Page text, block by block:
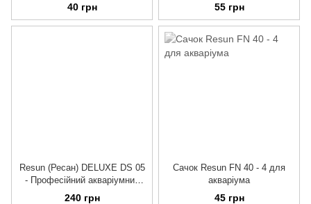
40 грн 55 грн
Resun (Ресан) DELUXE DS 05
- Професійний акваріумний
скребок, 12,5 см
240 грн
Сачок Resun FN 40 - 4 для
акваріума
45 грн